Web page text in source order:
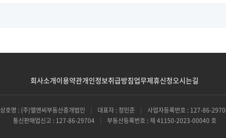
회사소개이용약관개인정보취급방침업무제휴신청오시는길
상호명 : (주)엘앤씨부동산중개법인 | 대표자 : 정민준 |
사업자등록번호 : 127-86-
통신판매업신고 : 127-86-29704
| 부동산등록번호 : 제 41150-2023-00040 호